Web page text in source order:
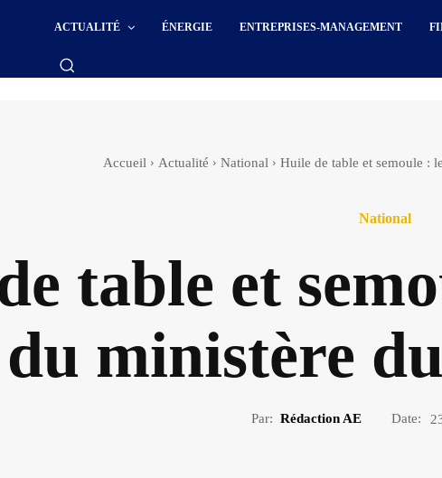
ACTUALITÉ ÉNERGIE ENTREPRISES-MANAGEMENT
Accueil Actualité National Huile de table et semoule :
National
table et
du ministère
Par: Rédaction AE Date: